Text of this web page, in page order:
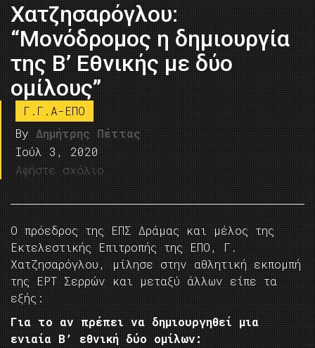
Χατζησαρόγλου:
“Μονόδρομος η δημιουργία
της Β’ Εθνικής με δύο
ομίλους”
Γ.Γ.Α-ΕΠΟ
By Δημήτρης Πέττας
Ιούλ 3, 2020
Αφήστε σχόλιο
Ο πρόεδρος της ΕΠΣ Δράμας και μέλος της
Εκτελεστικής Επιτροπής της ΕΠΟ, Γ.
Χατζησαρόγλου, μίλησε στην αθλητική εκπομπή
της ΕΡΤ Σερρών και μεταξύ άλλων είπε τα
εξής:
Για το αν πρέπει να δημιουργηθεί μια
ενιαία Β’ εθνική δύο ομίλων: